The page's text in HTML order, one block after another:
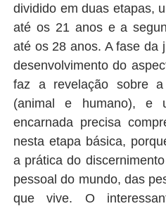
dividido em duas etapas,
até os 21 anos e a
até os 28 anos. A fase da
desenvolvimento do
faz a revelação sobre
(animal e humano), e
encarnada precisa
nesta etapa básica,
a prática do
pessoal do mundo, das
que vive. O